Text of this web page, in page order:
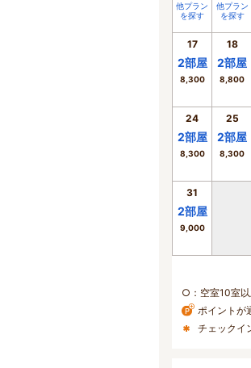
他プラン
を探す
他プラン
を探す
17
2部屋
8,300
18
2部屋
8,800
24
2部屋
8,300
25
2部屋
8,300
31
2部屋
9,000
○：空室10室
ポイントが
チェックイ